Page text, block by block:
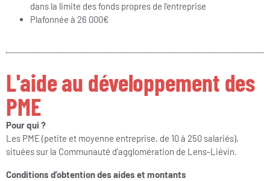
dans la limite des fonds propres de l’entreprise
Plafonnée à 26 000€
L'aide au développement des
PME
Pour qui ?
Les PME (petite et moyenne entreprise, de 10 à 250 salariés),
situées sur la Communauté d’agglomération de Lens-Liévin.
Conditions d’obtention des aides et montants